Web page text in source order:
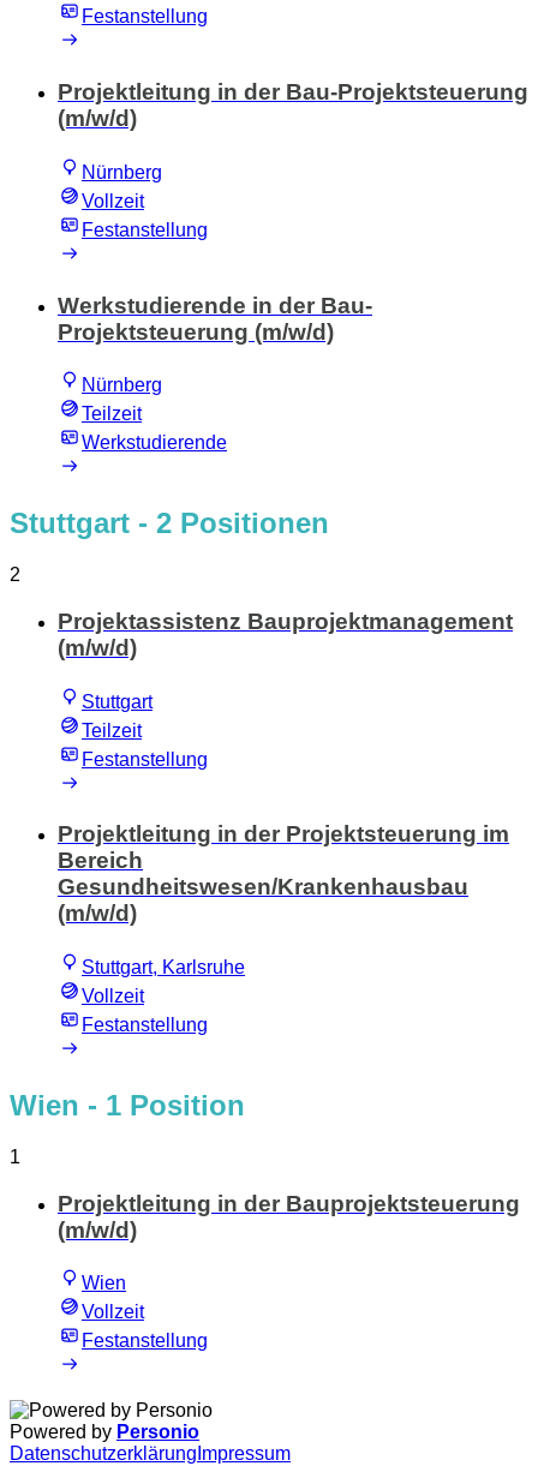
Festanstellung
Projektleitung in der Bau-Projektsteuerung
(m/w/d)
Nürnberg
Vollzeit
Festanstellung
Werkstudierende in der Bau-
Projektsteuerung (m/w/d)
Nürnberg
Teilzeit
Werkstudierende
Stuttgart - 2 Positionen
2
Projektassistenz Bauprojektmanagement
(m/w/d)
Stuttgart
Teilzeit
Festanstellung
Projektleitung in der Projektsteuerung im
Bereich
Gesundheitswesen/Krankenhausbau
(m/w/d)
Stuttgart, Karlsruhe
Vollzeit
Festanstellung
Wien - 1 Position
1
Projektleitung in der Bauprojektsteuerung
(m/w/d)
Wien
Vollzeit
Festanstellung
Powered by Personio
Datenschutzerklärung Impressum